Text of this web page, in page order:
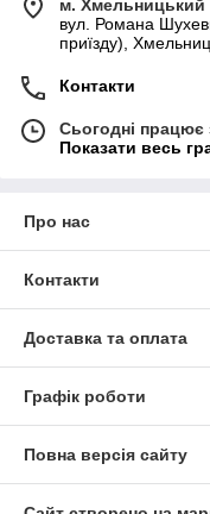
м. Хмельницький
вул. Романа
приїзду),
Контакти
Сьогодні працює
Показати весь
Про нас
Контакти
Доставка та оплата
Графік роботи
Повна версія сайту